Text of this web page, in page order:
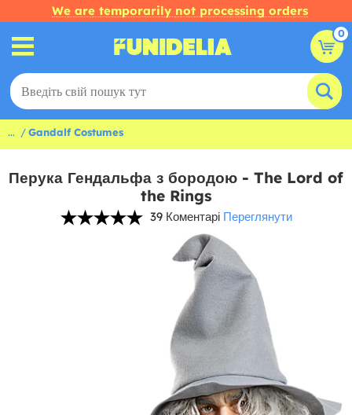
We are temporarily not processing orders
0
... Gandalf Costumes
Перука Гендальфа з бородою - The Lord of
the Rings
39 Коментарі Переглянути